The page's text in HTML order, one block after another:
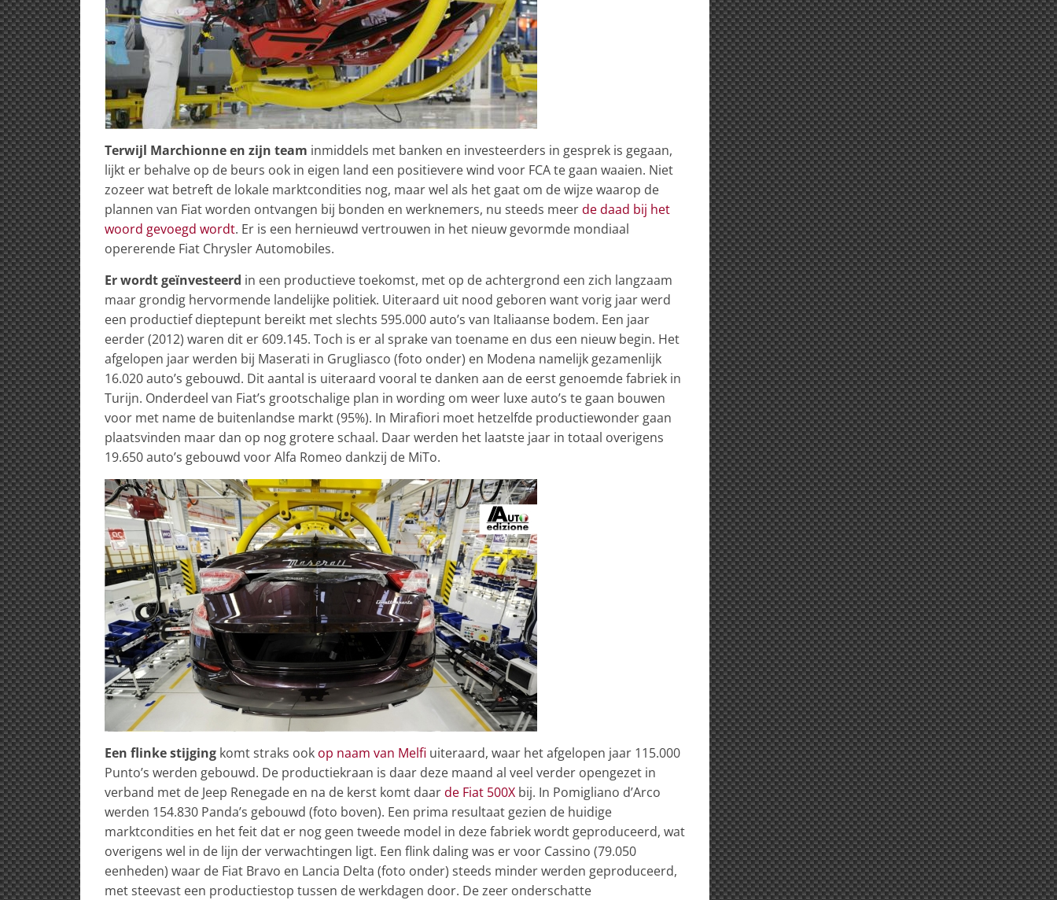
Terwijl Marchionne en zijn team inmiddels met banken en investeerders in gesprek is gegaan,
lijkt er behalve op de beurs ook in eigen land een positievere wind voor FCA te gaan waaien. Niet
zozeer wat betreft de lokale marktcondities nog, maar wel als het gaat om de wijze waarop de
plannen van Fiat worden ontvangen bij bonden en werknemers, nu steeds meerde daad bij het
woord gevoegd wordt. Er is een hernieuwd vertrouwen in het nieuw gevormde mondiaal
opererende Fiat Chrysler Automobiles.
Er wordt geïnvesteerd in een productieve toekomst, met op de achtergrond een zich langzaam
maar grondig hervormende landelijke politiek. Uiteraard uit nood geboren want vorig jaar werd
een productief dieptepunt bereikt met slechts 595.000 auto’s van Italiaanse bodem. Een jaar
eerder (2012) waren dit er 609.145. Toch is er al sprake van toename en dus een nieuw begin. Het
afgelopen jaar werden bij Maserati in Grugliasco (foto onder) en Modena namelijk gezamenlijk
16.020 auto’s gebouwd. Dit aantal is uiteraard vooral te danken aan de eerst genoemde fabriek in
Turijn. Onderdeel van Fiat’s grootschalige plan in wording om weer luxe auto’s te gaan bouwen
voor met name de buitenlandse markt (95%). In Mirafiori moet hetzelfde productiewonder gaan
plaatsvinden maar dan op nog grotere schaal. Daar werden het laatste jaar in totaal overigens
19.650 auto’s gebouwd voor Alfa Romeo dankzij de MiTo.
Een flinke stijging komt straks ook op naam van Melfi uiteraard, waar het afgelopen jaar 115.000
Punto’s werden gebouwd. De productiekraan is daar deze maand al veel verder opengezet in
verband met de Jeep Renegade en na de kerst komt daarde Fiat 500X bij. In Pomigliano d’Arco
werden 154.830 Panda’s gebouwd (foto boven). Een prima resultaat gezien de huidige
marktcondities en het feit dat er nog geen tweede model in deze fabriek wordt geproduceerd, wat
overigens wel in de lijn der verwachtingen ligt. Een flink daling was er voor Cassino (79.050
eenheden) waar de Fiat Bravo en Lancia Delta (foto onder) steeds minder werden geproduceerd,
met steevast een productiestop tussen de werkdagen door. De zeer onderschatte